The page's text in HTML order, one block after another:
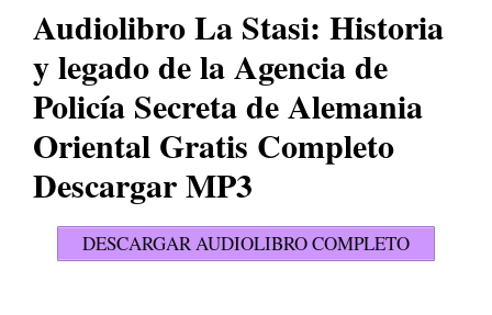
Audiolibro La Stasi: Historia
y legado de la Agencia de
Policía Secreta de Alemania
Oriental Gratis Completo
Descargar MP3
DESCARGAR AUDIOLIBRO COMPLETO